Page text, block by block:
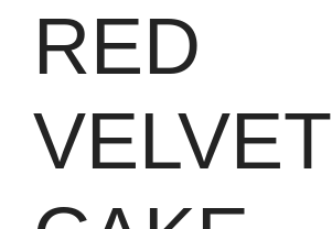
RED
VELVET